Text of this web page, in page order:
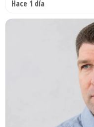
Hace 1 día